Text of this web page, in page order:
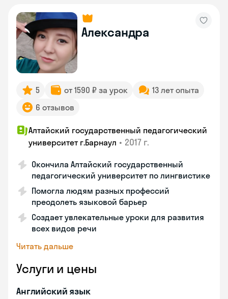
Александра
5 от 1590 ₽ за урок
13 лет опыта
6 отзывов
Алтайский государственный педагогический
университет г.Барнаул • 2017 г.
Окончила Алтайский государственный
педагогический университет по лингвистике
Помогла людям разных профессий
преодолеть языковой барьер
Создает увлекательные уроки для развития
всех видов речи
Читать дальше
Услуги и цены
Английский язык